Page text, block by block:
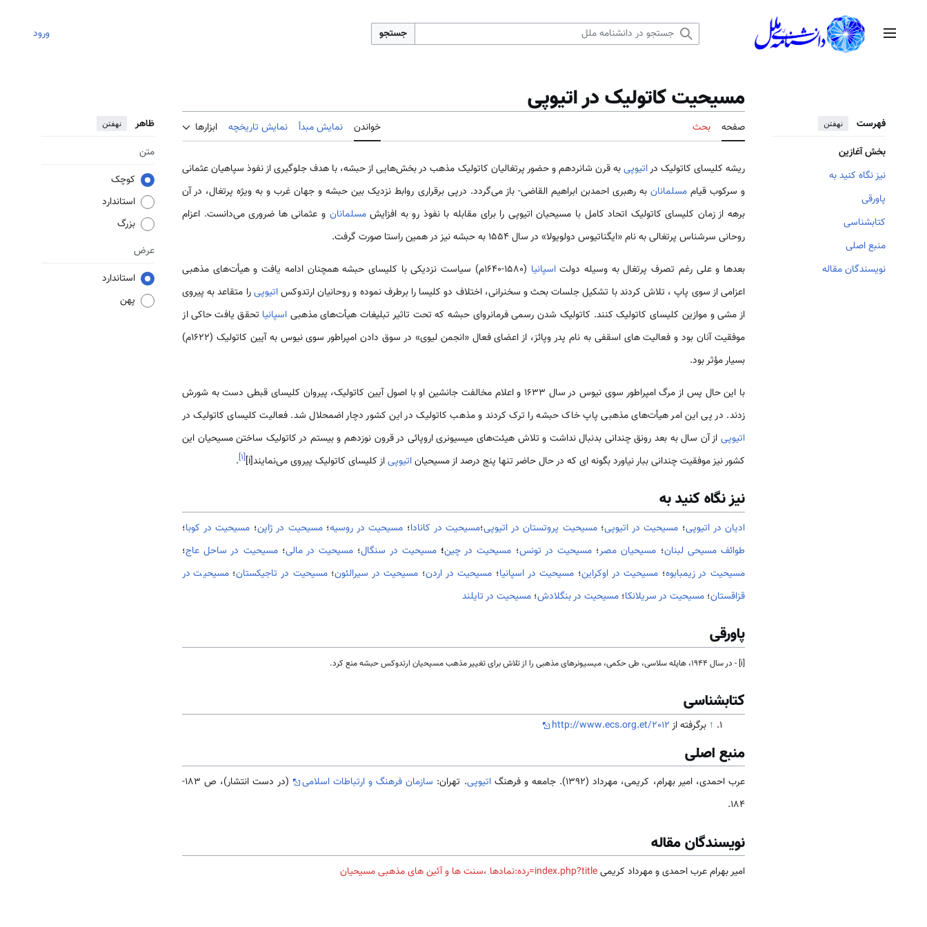
منوی اصلی جستجو ورود
فهرست نهفتن
بخش آغازین
نیز نگاه کنید به
پاورقی
کتابشناسی
منبع اصلی
نویسندگان مقاله
مسیحیت کاتولیک در اتیوپی
صفحه بحث خواندن نمایش مبدأ نمایش تاریخچه ابزارها ظاهر نهفتن
متن
کوچک
استاندارد
بزرگ
عرض
استاندارد
پهن
ریشه کلیسای کاتولیک دراتیوپیبه قرن شانردهم و حضور پرتغالیان کاتولیک مذهب در بخش‌هایی از حبشه، با هدف جلوگیری از نفوذ سپاهیان عثمانی
و سرکوب قیاممسلمانان به رهبری احمدبن ابراهیم القاضی- باز می‌گردد. درپی برقراری روابط نزدیک بین حبشه و جهان غرب و به ویژه پرتغال، در آن
برهه از زمان کلیسای کاتولیک اتحاد کامل با مسیحیان اتیوپی را برای مقابله با نفوذ رو به افزایشمسلمانان و عثمانی ها ضروری می‌دانست. اعزام
روحانی سرشناس پرتغالی به نام «ایگناتیوس دولویولا» در سال 1554 به حبشه نیز در همین راستا صورت گرفت.
بعدها و علی رغم تصرف پرتغال به وسیله دولتاسپانیا
(1580-1640م) سیاست نزدیکی با کلیسای حبشه همچنان ادامه یافت و هیأت‌های مذهبی
اعزامی از سوی پاپ ، تلاش کردند با تشکیل جلسات بحث و سخنرانی، اختلاف دو کلیسا را برطرف نموده و روحانیان ارتدوکساتیوپیرا متقاعد به پیروی
از مشی و موازین کلیسای کاتولیک کنند. کاتولیک شدن رسمی فرمانروای حبشه که تحت تاثیر تبلیغات هیأت‌های مذهبیاسپانیا تحقق یافت حاکی از
موفقیت آنان بود و فعالیت های اسقفی به نام پدر وپائز، از اعضای فعال «انجمن لیوی» در سوق دادن امپراطور سوی نیوس به آیین کاتولیک (1622م)
بسیار مؤثر بود.
با این حال پس از مرگ امپراطور سوی نیوس در سال 1633 و اعلام مخالفت جانشین او با اصول آیین کاتولیک، پیروان کلیسای قبطی دست به شورش
زدند. در پی این امر هیأت‌های مذهبی پاپ خاک حبشه را ترک کردند و مذهب کاتولیک در این کشور دچار اضمحلال شد. فعالیت کلیسای کاتولیک در
اتیوپی از آن سال به بعد رونق چندانی بدنبال نداشت و تلاش هیئت‌های میسیونری اروپائی در قرون نوزدهم و بیستم در کاتولیک ساختن مسیحیان این
کشور نیز موفقیت چندانی ببار نیاورد بگونه ای که در حال حاضر تنها پنج درصد از مسیحیاناتیوپیاز کلیسای کاتولیک پیروی می‌نمایند[i] [۱]
.
نیز نگاه کنید به
ادیان در اتیوپی؛ مسيحيت در اتیوپی؛مسیحیت پروتستان در اتیوپی؛مسیحیت در کانادا؛ مسیحیت در روسیه؛مسیحیت در ژاپن؛ مسیحیت در کوبا؛
طوائف مسيحی لبنان؛ مسیحیان مصر؛ مسیحیت در تونس؛ مسیحیت در چین؛ مسیحیت در سنگال؛ مسیحیت در مالی؛مسیحیت در ساحل عاج؛
مسيحيت در زیمبابوه؛ مسيحيت در اوکراین؛ مسیحیت در اسپانیا؛ مسیحیت در اردن؛ مسیحیت در سیرالئون؛مسیحیت در تاجیکستان؛مسیحیت در
قزاقستان؛ مسيحيت در سریلانکا؛ مسيحيت در بنگلادش؛ مسيحيت در تایلند
پاورقی
[i] - در سال 1944، هایله سلاسی، طی حکمی، میسیونرهای مذهبی را از تلاش برای تغییر مذهب مسیحیان ارتدوکس حبشه منع کرد.
کتابشناسی
↑ برگرفته ازhttp://www.ecs.org.et/2012
منبع اصلی
عرب احمدی، امیر بهرام، کریمی، مهرداد (1392). جامعه و فرهنگ اتیوپی. تهران: سازمان فرهنگ و ارتباطات اسلامی
(در دست انتشار)، ص 183-
184.
نویسندگان مقاله
امیر بهرام عرب احمدی و مهرداد کریمیindex.php?title=رده:نمادها ،سنت ها و آئین های مذهبی مسیحیان